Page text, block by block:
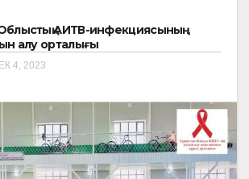
АИТВ-инфекциясының
алу орталығы
4, 2023